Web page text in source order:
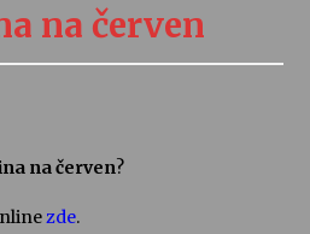
Josefíny Duškové: Stávám se
na červen
na červen?
zde.